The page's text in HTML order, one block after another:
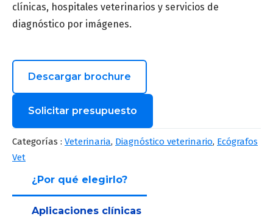
clínicas, hospitales veterinarios y servicios de
diagnóstico por imágenes.
Descargar brochure
Solicitar presupuesto
Nombre
Apellido*
Categorías : Veterinaria, Diagnóstico veterinario, Ecógrafos
Vet
¿Por qué elegirlo?
Aplicaciones clínicas